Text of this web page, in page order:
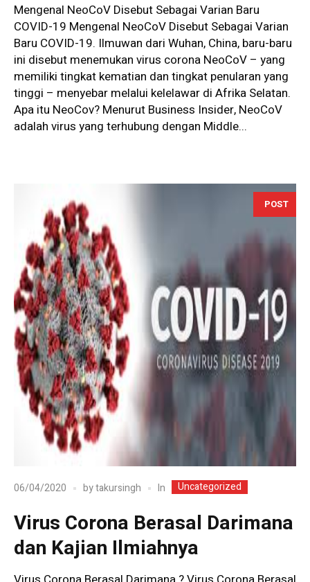
Mengenal NeoCoV Disebut Sebagai Varian Baru
COVID-19 Mengenal NeoCoV Disebut Sebagai Varian
Baru COVID-19. Ilmuwan dari Wuhan, China, baru-baru
ini disebut menemukan virus corona NeoCoV – yang
memiliki tingkat kematian dan tingkat penularan yang
tinggi – menyebar melalui kelelawar di Afrika Selatan.
Apa itu NeoCov? Menurut Business Insider, NeoCoV
adalah virus yang terhubung dengan Middle...
POST
06/04/2020 bytakursingh In Uncategorized
Virus Corona Berasal Darimana
dan Kajian Ilmiahnya